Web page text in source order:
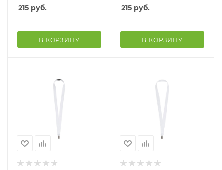
215 руб.
В КОРЗИНУ
215 руб.
В КОРЗИНУ